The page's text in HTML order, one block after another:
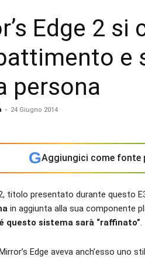
Edge 2 si
e
persona
- 24 Giugno 2014
GAggiungici come fonte
2, titolo presentato durante questo
in aggiunta alla sua componente
questo sistema sarà “raffinato”.
Edge aveva anch’esso